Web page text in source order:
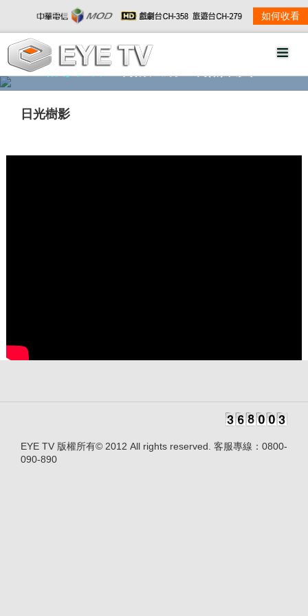
如何收看
精彩影音 劇情大綱
日光樹影
EYE TV 版權所有© 2012 All rights reserved. 客服專線：0800-
090-890